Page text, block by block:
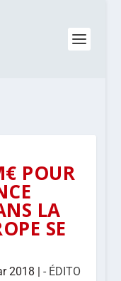
POUR
LA
SE
2018 | - ÉDITO